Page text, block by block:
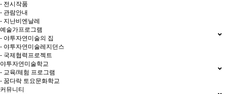
- 전시작품
- 관람안내
- 지난비엔날레
예술가프로그램
- 야투자연미술의 집
- 야투자연미술레지던스
- 국제협력프로젝트
야투자연미술학교
- 교육/체험 프로그램
- 꿈다락 토요문화학교
커뮤니티